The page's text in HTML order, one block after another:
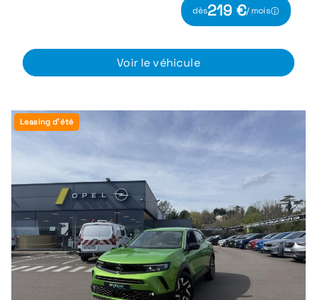
dès219 €/ mois
Voir le véhicule
Leasing d'été